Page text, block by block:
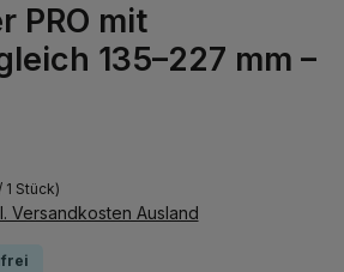
PRO mit
135–227 mm –
1 Stück)
Versandkosten Ausland